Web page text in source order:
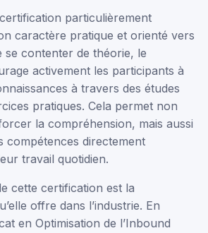
particulièrement
caractère pratique et orienté vers
se contenter de théorie, le
activement les participants à
à travers des études
pratiques. Cela permet non
la compréhension, mais aussi
compétences directement
travail quotidien.
cette certification est la
offre dans l’industrie. En
en Optimisation de l’Inbound